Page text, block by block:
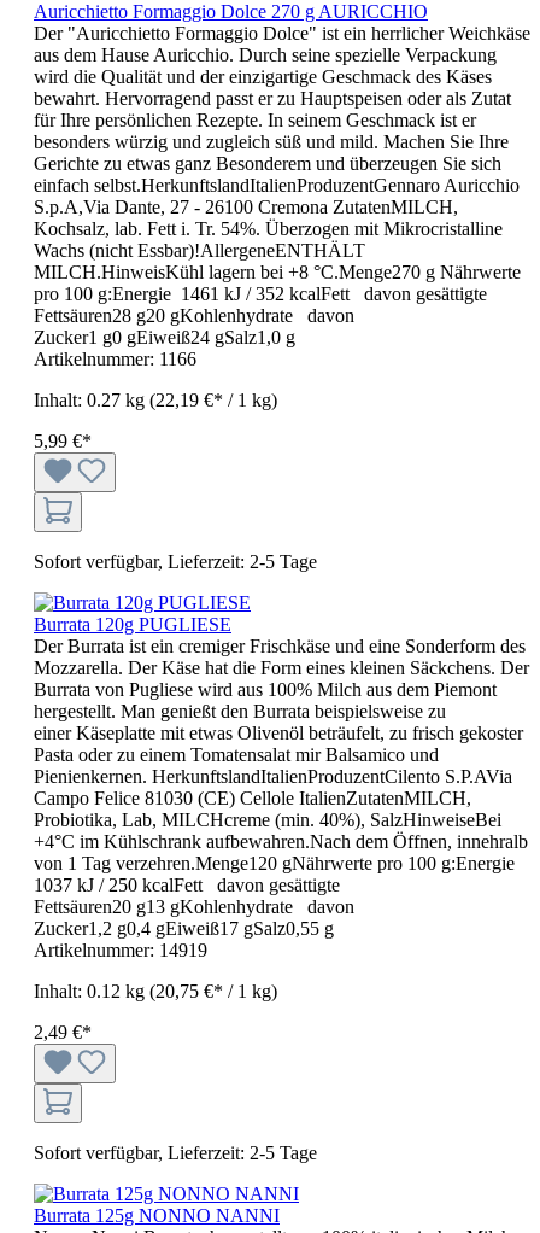
Auricchietto Formaggio Dolce 270 g AURICCHIO
Der "Auricchietto Formaggio Dolce" ist ein herrlicher Weichkäse
aus dem Hause Auricchio. Durch seine spezielle Verpackung
wird die Qualität und der einzigartige Geschmack des Käses
bewahrt. Hervorragend passt er zu Hauptspeisen oder als Zutat
für Ihre persönlichen Rezepte. In seinem Geschmack ist er
besonders würzig und zugleich süß und mild. Machen Sie Ihre
Gerichte zu etwas ganz Besonderem und überzeugen Sie sich
einfach selbst.HerkunftslandItalienProduzentGennaro Auricchio
S.p.A,Via Dante, 27 - 26100 Cremona ZutatenMILCH,
Kochsalz, lab. Fett i. Tr. 54%. Überzogen mit Mikrocristalline
Wachs (nicht Essbar)!AllergeneENTHÄLT
MILCH.HinweisKühl lagern bei +8 °C.Menge270 g Nährwerte
pro 100 g:Energie 1461 kJ / 352 kcalFett davon gesättigte
Fettsäuren28 g20 gKohlenhydrate davon
Zucker1 g0 gEiweiß24 gSalz1,0 g
Artikelnummer: 1166
Inhalt: 0.27 kg (22,19 €* / 1 kg)
5,99 €*
Sofort verfügbar, Lieferzeit: 2-5 Tage
Burrata 120g PUGLIESE
Der Burrata ist ein cremiger Frischkäse und eine Sonderform des
Mozzarella. Der Käse hat die Form eines kleinen Säckchens. Der
Burrata von Pugliese wird aus 100% Milch aus dem Piemont
hergestellt. Man genießt den Burrata beispielsweise zu
einer Käseplatte mit etwas Olivenöl beträufelt, zu frisch gekoster
Pasta oder zu einem Tomatensalat mir Balsamico und
Pienienkernen. HerkunftslandItalienProduzentCilento S.P.AVia
Campo Felice 81030 (CE) Cellole ItalienZutatenMILCH,
Probiotika, Lab, MILCHcreme (min. 40%), SalzHinweiseBei
+4°C im Kühlschrank aufbewahren.Nach dem Öffnen, innehralb
von 1 Tag verzehren.Menge120 gNährwerte pro 100 g:Energie
1037 kJ / 250 kcalFett davon gesättigte
Fettsäuren20 g13 gKohlenhydrate davon
Zucker1,2 g0,4 gEiweiß17 gSalz0,55 g
Artikelnummer: 14919
Inhalt: 0.12 kg (20,75 €* / 1 kg)
2,49 €*
Sofort verfügbar, Lieferzeit: 2-5 Tage
Burrata 125g NONNO NANNI